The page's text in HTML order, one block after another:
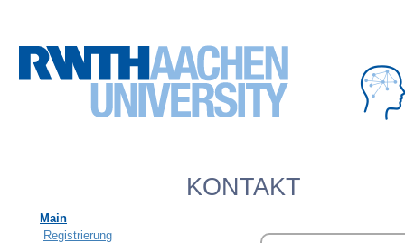
Main
Registrierung
KONTAKT